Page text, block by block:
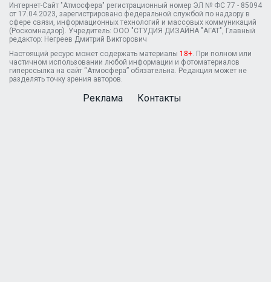
Интернет-Сайт "Атмосфера" регистрационный номер ЭЛ № ФС 77 - 85094
от 17.04.2023, зарегистрировано федеральной службой по надзору в
сфере связи, информационных технологий и массовых коммуникаций
(Роскомнадзор). Учредитель: ООО "СТУДИЯ ДИЗАЙНА "АГАТ", Главный
редактор: Негреев Дмитрий Викторович
Настоящий ресурс может содержать материалы 18+. При полном или
частичном использовании любой информации и фотоматериалов
гиперссылка на сайт “Атмосфера” обязательна. Редакция может не
разделять точку зрения авторов.
Реклама Контакты